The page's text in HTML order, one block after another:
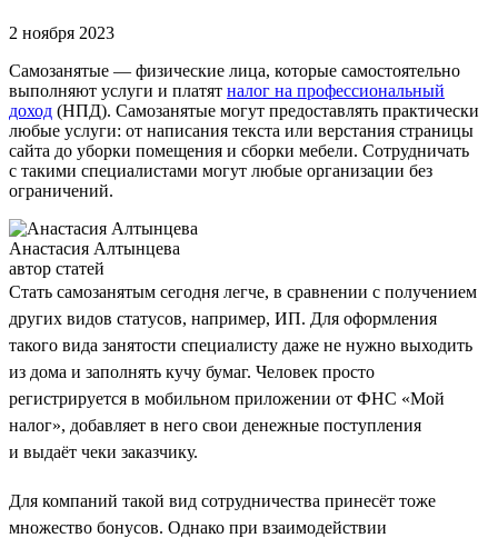
2 ноября 2023
Самозанятые — физические лица, которые самостоятельно
выполняют услуги и платят налог на профессиональный
доход (НПД). Самозанятые могут предоставлять практически
любые услуги: от написания текста или верстания страницы
сайта до уборки помещения и сборки мебели. Сотрудничать
с такими специалистами могут любые организации без
ограничений.
Анастасия Алтынцева
автор статей
Стать самозанятым сегодня легче, в сравнении с получением
других видов статусов, например, ИП. Для оформления
такого вида занятости специалисту даже не нужно выходить
из дома и заполнять кучу бумаг. Человек просто
регистрируется в мобильном приложении от ФНС «Мой
налог», добавляет в него свои денежные поступления
и выдаёт чеки заказчику.
Для компаний такой вид сотрудничества принесёт тоже
множество бонусов. Однако при взаимодействии